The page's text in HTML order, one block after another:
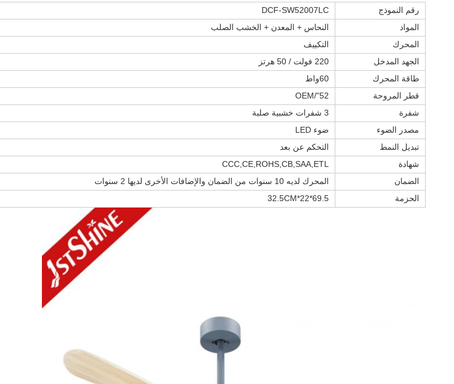
رقم النموذج
DCF-SW52007LC
المواد
النحاس + المعدن + الخشب الصلب
المحرك
التكييف
الجهد المدخل
220 فولت / 50 هرتز
طاقة المحرك
60واط
قطر المروحة
52"/OEM
شفرة
3 شفرات خشبية صلبة
مصدر الضوء
ضوء LED
تبديل النمط
التحكم عن بعد
شهادة
CCC,CE,ROHS,CB,SAA,ETL
الضمان
المحرك لديه 10 سنوات من الضمان والإضافات الأخرى لديها 2 سنوات
الحزمة
69.5*22*32.5CM